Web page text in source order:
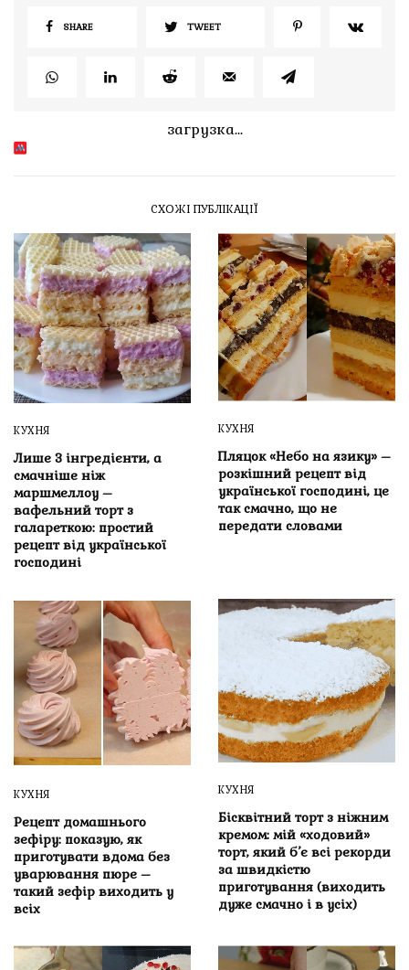
SHARE TWEET
загрузка...
СХОЖІ ПУБЛІКАЦІЇ
КУХНЯ
Лише 3 інгредієнти, а
смачніше ніж
маршмеллоу –
вафельний торт з
галареткою: простий
рецепт від української
господині
КУХНЯ
Пляцок «Небо на язику» –
розкішний рецепт від
української господині, це
так смачно, що не
передати словами
КУХНЯ
Рецепт домашнього
зефіру: показую, як
приготувати вдома без
уварювання пюре –
такий зефір виходить у
всіх
КУХНЯ
Бісквітний торт з ніжним
кремом: мій «ходовий»
торт, який б’є всі рекорди
за швидкістю
приготування (виходить
дуже смачно і в усіх)